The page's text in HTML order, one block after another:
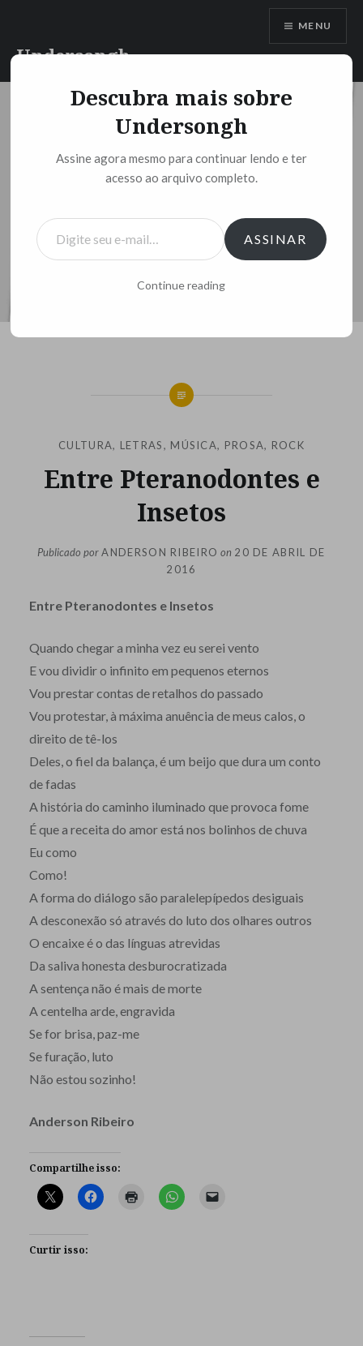
conteúdo
Undersongh
MENU
CULTURA, LETRAS, MÚSICA, PROSA, ROCK
Entre Pteranodontes e
Insetos
Publicado porANDERSON RIBEIRO on 20 DE ABRIL DE
2016
Entre Pteranodontes e Insetos
Quando chegar a minha vez eu serei vento
E vou dividir o infinito em pequenos eternos
Vou prestar contas de retalhos do passado
Vou protestar, à máxima anuência de meus calos, o
direito de tê-los
Deles, o fiel da balança, é um beijo que dura um conto
de fadas
A história do caminho iluminado que provoca fome
É que a receita do amor está nos bolinhos de chuva
Eu como
Como!
A forma do diálogo são paralelepípedos desiguais
A desconexão só através do luto dos olhares outros
O encaixe é o das línguas atrevidas
Da saliva honesta desburocratizada
A sentença não é mais de morte
A centelha arde, engravida
Se for brisa, paz-me
Se furação, luto
Não estou sozinho!
Anderson Ribeiro
Compartilhe isso:
Curtir isso:
Descubra mais sobre
Undersongh
Assine agora mesmo para continuar lendo e ter
acesso ao arquivo completo.
Digite seu e-mail…
ASSINAR
Continue reading